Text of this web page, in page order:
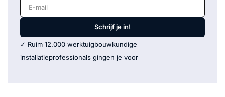
E-mail
Schrijf je in!
✓ Ruim 12.000 werktuigbouwkundige
installatieprofessionals gingen je voor